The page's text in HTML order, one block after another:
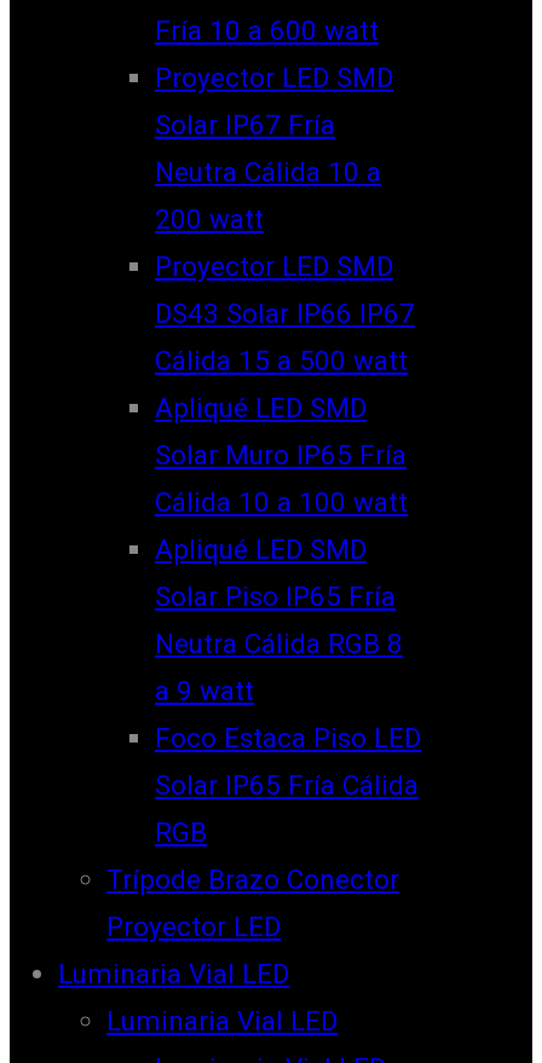
Fría 10 a 600 watt
Proyector LED SMD
Solar IP67 Fría
Neutra Cálida 10 a
200 watt
Proyector LED SMD
DS43 Solar IP66 IP67
Cálida 15 a 500 watt
Apliqué LED SMD
Solar Muro IP65 Fría
Cálida 10 a 100 watt
Apliqué LED SMD
Solar Piso IP65 Fría
Neutra Cálida RGB 8
a 9 watt
Foco Estaca Piso LED
Solar IP65 Fría Cálida
RGB
Trípode Brazo Conector
Proyector LED
Luminaria Vial LED
Luminaria Vial LED